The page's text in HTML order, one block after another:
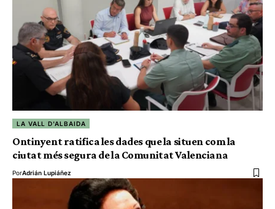
LA VALL D'ALBAIDA
Ontinyent ratifica les dades que la situen com la
ciutat més segura de la Comunitat Valenciana
PorAdrián Lupiáñez